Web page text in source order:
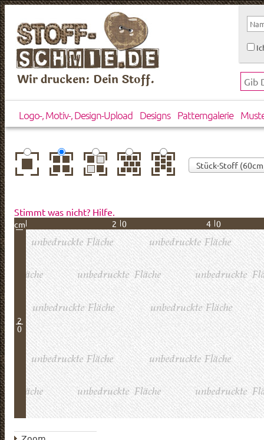
Wir drucken: Dein Stoff.
Logo-, Motiv-, Design-Upload Designs Patterngalerie
zentriert
einfach
wiederholt
gespiegelthorizontal
versetzt
vertikal
versetzt
Stimmt was nicht? Hilfe.
cm 20 40
2
0